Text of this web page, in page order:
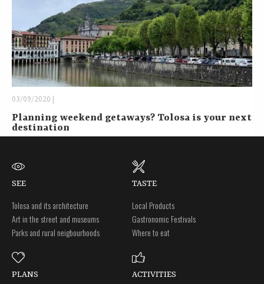
03/09/2020 |
Planning weekend getaways? Tolosa is your next
destination
SEE
Tolosa and its architecture
Art in the street and museums
Parks and rural neigbourhoods
TASTE
Local Products
Gastronomic Festivals
Where to eat
PLANS ACTIVITIES